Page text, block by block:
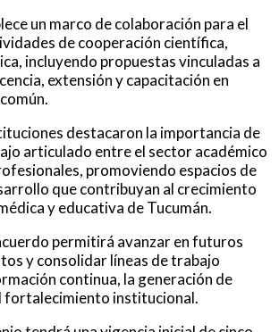
un marco de colaboración para el
de cooperación científica,
incluyendo propuestas vinculadas a
extensión y capacitación en
destacaron la importancia de
articulado entre el sector académico
promoviendo espacios de
que contribuyan al crecimiento
y educativa de Tucumán.
permitirá avanzar en futuros
y consolidar líneas de trabajo
continua, la generación de
fortalecimiento institucional.